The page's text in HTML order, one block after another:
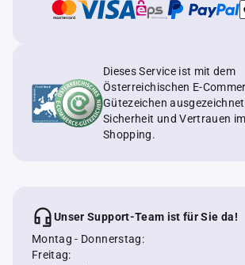
Dieses Service ist mit dem
Österreichischen E-
Gütezeichen
Sicherheit und Vertrauen
Shopping.
Unser Support-Team ist für Sie da!
Montag - Donnerstag:
Freitag: